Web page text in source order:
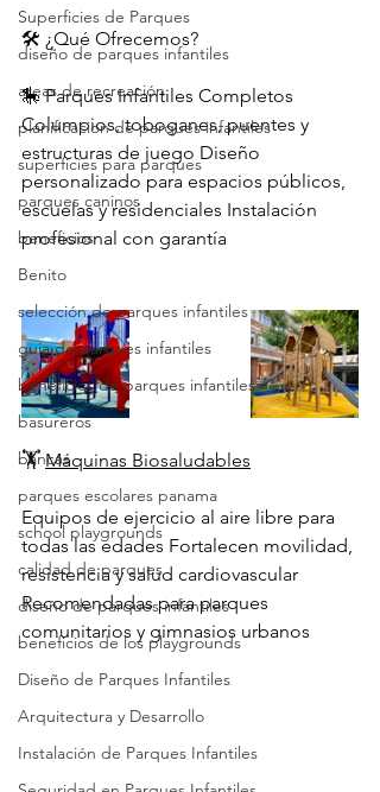
Superficies de Parques
diseño de parques infantiles
areas de recreación
planificacion de parques infantiles
superficies para parques
parques caninos
beneficios
Benito
selección de parques infantiles
guia de parques infantiles
beneficios de parques infantiles
basureros
bancas
parques escolares panama
school playgrounds
calidad de parques
diseño de parques infantiles
beneficios de los playgrounds
Diseño de Parques Infantiles
Arquitectura y Desarrollo
Instalación de Parques Infantiles
🛠️ ¿Qué Ofrecemos?
🎠 Parques Infantiles Completos
Columpios, toboganes, puentes y
estructuras de juego Diseño
personalizado para espacios públicos,
escuelas y residenciales Instalación
profesional con garantía
🏋️ Máquinas Biosaludables
Equipos de ejercicio al aire libre para
todas las edades Fortalecen movilidad,
resistencia y salud cardiovascular
Recomendadas para parques
comunitarios y gimnasios urbanos